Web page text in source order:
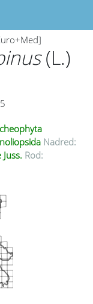
(L.)
Nadred:
Juss. Rod: